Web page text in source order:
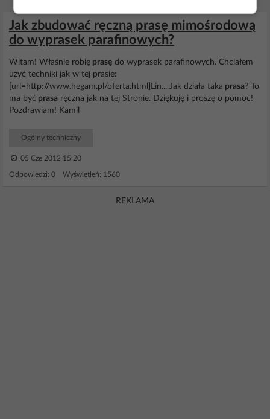
Jak zbudować ręczną prasę mimośrodową
do wyprasek parafinowych?
Witam! Właśnie robię prasę do wyprasek parafinowych. Chciałem
użyć techniki jak w tej prasie:
[url=http://www.hegam.pl/oferta.html]Lin... Jak działa taka prasa? To
ma być prasa ręczna jak na tej Stronie. Dziękuję i proszę o pomoc!
Pozdrawiam! Kamil
Ogólny techniczny
05 Cze 2012 15:20
Odpowiedzi: 0 Wyświetleń: 1560
REKLAMA